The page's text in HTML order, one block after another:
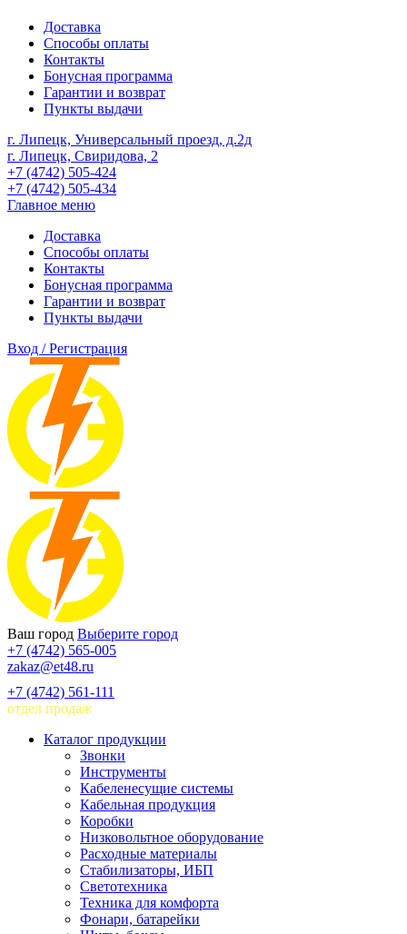
Доставка
Способы оплаты
Контакты
Бонусная программа
Гарантии и возврат
Пункты выдачи
г. Липецк, Универсальный проезд, д.2д
г. Липецк, Свиридова, 2
+7 (4742) 505-424
+7 (4742) 505-434
Главное меню
Доставка
Способы оплаты
Контакты
Бонусная программа
Гарантии и возврат
Пункты выдачи
Вход / Регистрация
Ваш город Выберите город
+7 (4742) 565-005
zakaz@et48.ru
+7 (4742) 561-111
отдел продаж
Каталог продукции
Звонки
Инструменты
Кабеленесущие системы
Кабельная продукция
Коробки
Низковольтное оборудование
Расходные материалы
Стабилизаторы, ИБП
Светотехника
Техника для комфорта
Фонари, батарейки